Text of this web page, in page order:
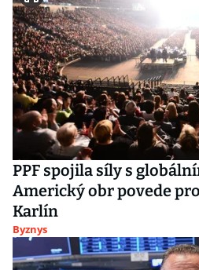
PPF spojila síly s
Americký obr povede
Karlín
Byznys